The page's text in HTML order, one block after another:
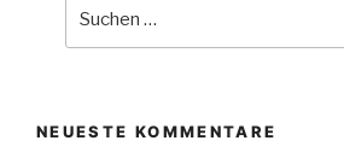
NEUESTE KOMMENTARE